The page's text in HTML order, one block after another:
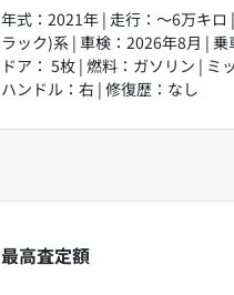
年式：2021年 | 走行：～6万キロ
ラック)系 | 車検：2026年8月 | 乗
ドア： 5枚 | 燃料：ガソリン | ミ
ハンドル：右 | 修復歴：なし
最高査定額